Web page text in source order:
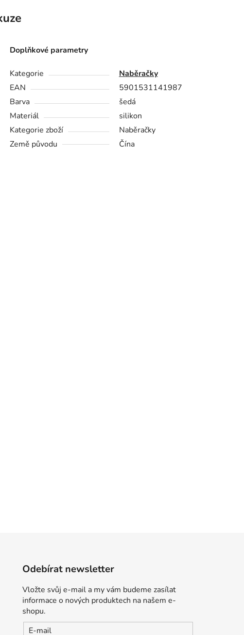
Doplňkové parametry
Kategorie
Naběračky
EAN
5901531141987
Barva
šedá
Materiál
silikon
Kategorie zboží
Naběračky
Země původu
Čína
Odebírat newsletter
Vložte svůj e-mail a my vám budeme zasílat
informace o nových produktech na našem e-
shopu.
E-mail